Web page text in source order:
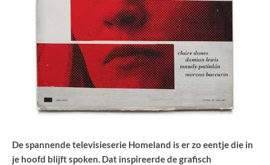
De spannende televisieserie Homeland is er zo eentje die in
je hoofd blijft spoken. Dat inspireerde de grafisch